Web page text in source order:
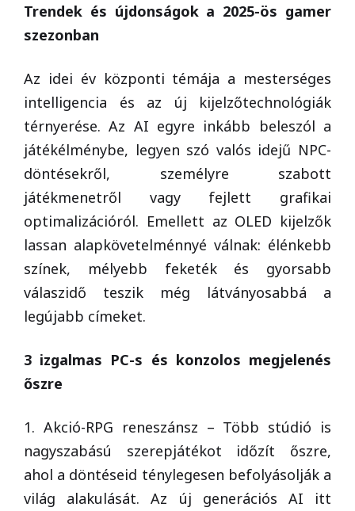
Trendek és újdonságok a 2025-ös gamer
szezonban
Az idei év központi témája a mesterséges
intelligencia és az új kijelzőtechnológiák
térnyerése. Az AI egyre inkább beleszól a
játékélménybe, legyen szó valós idejű NPC-
döntésekről, személyre szabott
játékmenetről vagy fejlett grafikai
optimalizációról. Emellett az OLED kijelzők
lassan alapkövetelménnyé válnak: élénkebb
színek, mélyebb feketék és gyorsabb
válaszidő teszik még látványosabbá a
legújabb címeket.
3 izgalmas PC-s és konzolos megjelenés
őszre
1. Akció-RPG reneszánsz – Több stúdió is
nagyszabású szerepjátékot időzít őszre,
ahol a döntéseid ténylegesen befolyásolják a
világ alakulását. Az új generációs AI itt